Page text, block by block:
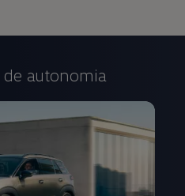
de autonomia